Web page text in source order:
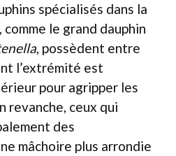
spécialisés dans la
le grand dauphin
, possèdent entre
l’extrémité est
pour agripper les
revanche, ceux qui
des
mâchoire plus arrondie